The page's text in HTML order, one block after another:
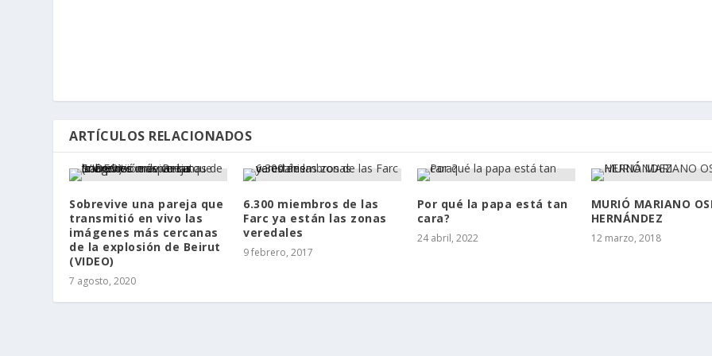
ARTÍCULOS RELACIONADOS
Sobrevive una pareja que
transmitió en vivo las
imágenes más cercanas
de la explosión de Beirut
(VIDEO)
7 agosto, 2020
6.300 miembros de las
Farc ya están las zonas
veredales
9 febrero, 2017
Por qué la papa está tan
cara?
24 abril, 2022
MURIÓ MARIANO
HERNÁNDEZ
12 marzo, 2018